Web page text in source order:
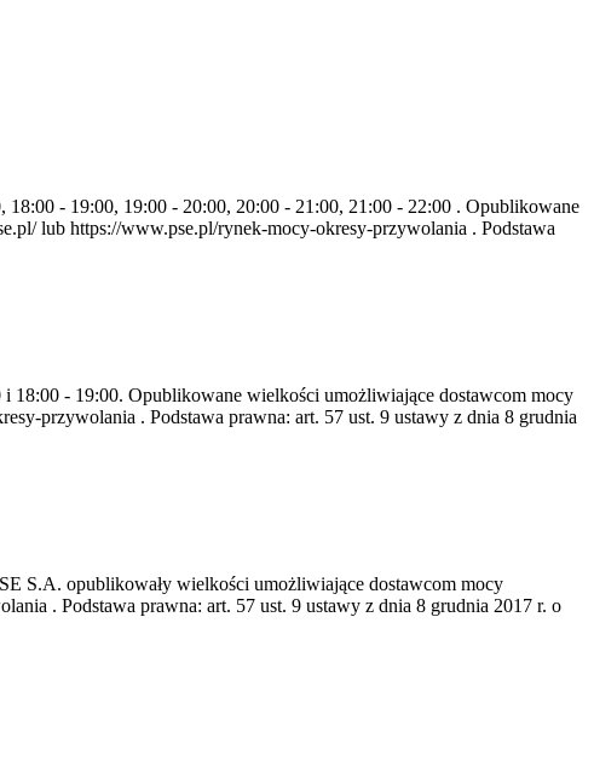
- 19:00, 19:00 - 20:00, 20:00 - 21:00, 21:00 - 22:00 . Opublikowane
lub https://www.pse.pl/rynek-mocy-okresy-przywolania . Podstawa
18:00 - 19:00. Opublikowane wielkości umożliwiające dostawcom mocy
przywolania . Podstawa prawna: art. 57 ust. 9 ustawy z dnia 8 grudnia
S.A. opublikowały wielkości umożliwiające dostawcom mocy
. Podstawa prawna: art. 57 ust. 9 ustawy z dnia 8 grudnia 2017 r. o